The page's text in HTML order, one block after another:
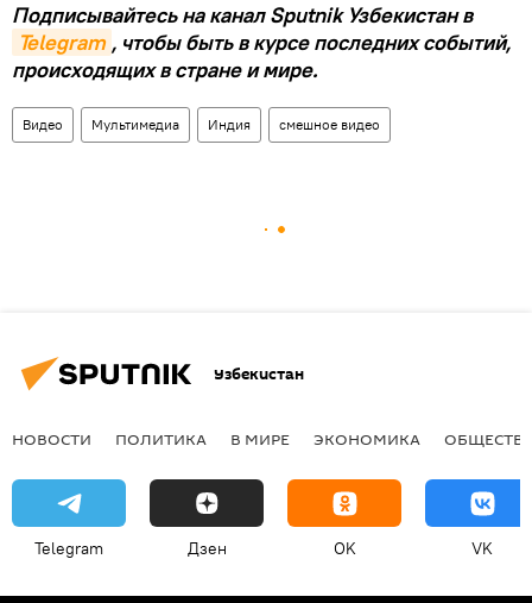
Подписывайтесь на канал Sputnik Узбекистан в
Telegram , чтобы быть в курсе последних событий,
происходящих в стране и мире.
Видео Мультимедиа Индия смешное видео
Узбекистан
НОВОСТИ ПОЛИТИКА В МИРЕ ЭКОНОМИКА
Telegram Дзен OK VK